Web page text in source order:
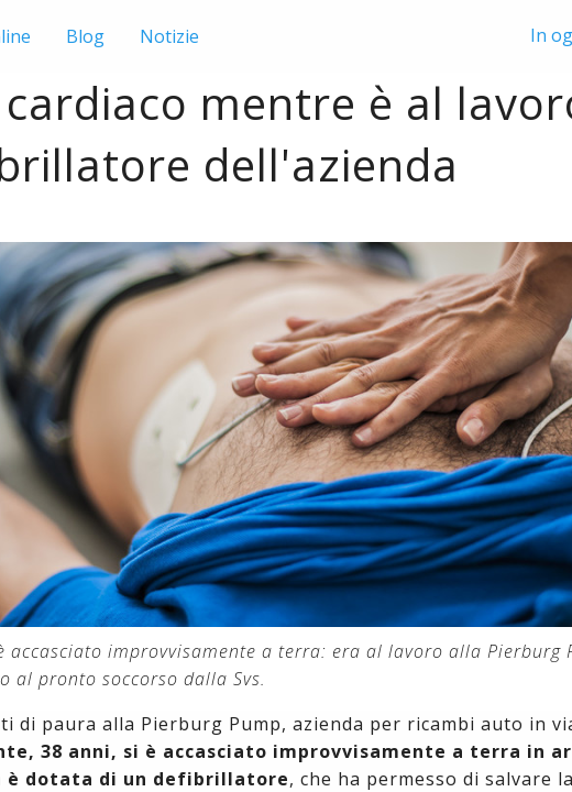
Blog Notizie In
mentre è al
dell'azienda
accasciato improvvisamente a terra: era al lavoro alla Pierburg
al pronto soccorso dalla Svs.
di paura alla Pierburg Pump, azienda per ricambi auto in
38 anni, si è accasciato improvvisamente a terra in
è dotata di un defibrillatore, che ha permesso di salvare